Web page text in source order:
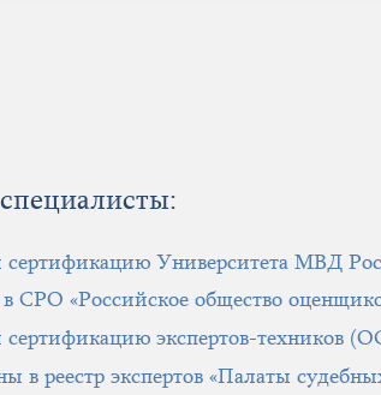
Университета МВД
в СРО «Российское общество
экспертов-техников
в реестр экспертов «Палаты